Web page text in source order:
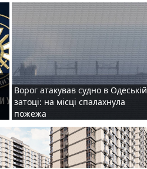
Ворог атакував судно в Одеській
затоці: на місці спалахнула
пожежа